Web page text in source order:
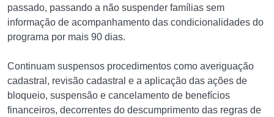
passado, passando a não suspender famílias sem
informação de acompanhamento das condicionalidades do
programa por mais 90 dias.
Continuam suspensos procedimentos como averiguação
cadastral, revisão cadastral e a aplicação das ações de
bloqueio, suspensão e cancelamento de benefícios
financeiros, decorrentes do descumprimento das regras de